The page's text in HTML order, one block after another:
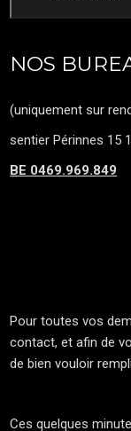
NOS
(uniquement sur
sentier Périnnes 15
BE 0469.969.849
Pour toutes vos
contact, et afin de
de bien vouloir
Ces quelques